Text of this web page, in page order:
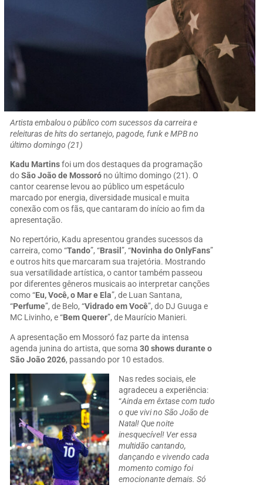
Artista embalou o público com sucessos da carreira e
releituras de hits do sertanejo, pagode, funk e MPB no
último domingo (21)
Kadu Martinsfoi um dos destaques da programação
doSão João de Mossoró no último domingo (21). O
cantor cearense levou ao público um espetáculo
marcado por energia, diversidade musical e muita
conexão com os fãs, que cantaram do início ao fim da
apresentação.
No repertório, Kadu apresentou grandes sucessos da
carreira, como “Tando”, “Brasil ”, “Novinha do OnlyFans”
e outros hits que marcaram sua trajetória. Mostrando
sua versatilidade artística, o cantor também passeou
por diferentes gêneros musicais ao interpretar canções
como “Eu, Você, o Mar e Ela”, de Luan Santana,
“Perfume”, de Belo, “Vidrado em Você”, do DJ Guuga e
MC Livinho, e “Bem Querer”, de Maurício Manieri.
A apresentação em Mossoró faz parte da intensa
agenda junina do artista, que soma 30 shows durante o
São João 2026, passando por 10 estados.
Nas redes sociais, ele
agradeceu a experiência:
“Ainda em êxtase com tudo
o que vivi no São João de
Natal! Que noite
inesquecível! Ver essa
multidão cantando,
dançando e vivendo cada
momento comigo foi
emocionante demais. Só